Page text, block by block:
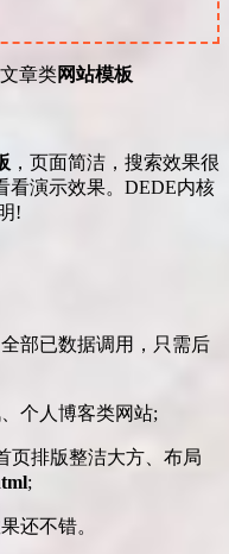
章类网站模板
，页面简洁，搜索效果很
看演示效果。DEDE内核
!
部已数据调用，只需后
个人博客类网站;
页排版整洁大方、布局
;
还不错。